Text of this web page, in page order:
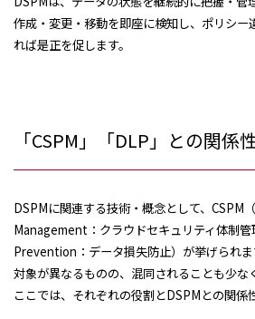
作成・変更・移動を即座に検知し、ポリシー
れば是正を促します。
「CSPM」「DLP」との関係
DSPMに関連する技術・概念として、
Management：クラウドセキュリティ体制
Prevention：データ損失防止）が挙げられ
対象が異なるものの、混同されることも少な
ここでは、それぞれの役割とDSPMとの関係